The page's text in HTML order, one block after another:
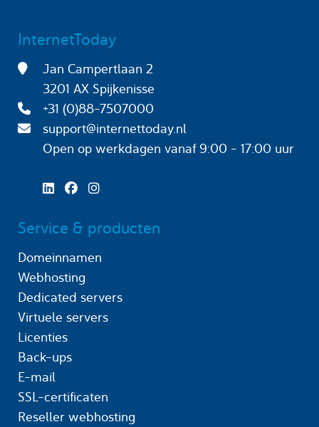
InternetToday
Jan Campertlaan 2
3201 AX Spijkenisse
+31 (0)88-7507000
support@internettoday.nl
Open op werkdagen
vanaf 9:00 - 17:00 uur
Service & producten
Domeinnamen
Webhosting
Dedicated servers
Virtuele servers
Licenties
Back-ups
E-mail
SSL-certificaten
Reseller webhosting